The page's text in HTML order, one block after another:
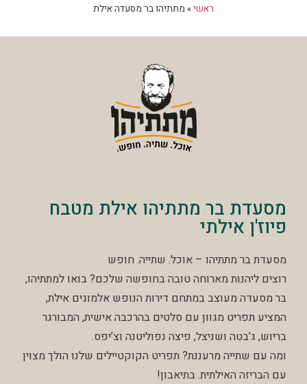
ראשי» מתתיהו בר מסעדה אילת
מסעדת בר מתתיהו אילת מטבח
פיוז'ן אילתי
מסעדת בר מתתיהו – אוכל. שתייה. חופש
רוצים ליהנות מארוחה טובה בחופשה שלכם? בואו למתתיהו,
בר מסעדה מעוצב במתחם דירות הנופש אלמוגים אילת,
המציע תפריט מגוון עם סלטים בהרכבה אישית, המבורגר
בריוש, ג’בטה ושניצל, פיצה נפוליטנה וצ’יפס.
ומה עם שתייה מרעננת? תפריט הקוקטיילים שלנו הולך מצוין
עם הבריזה האילתית. בתיאבון!